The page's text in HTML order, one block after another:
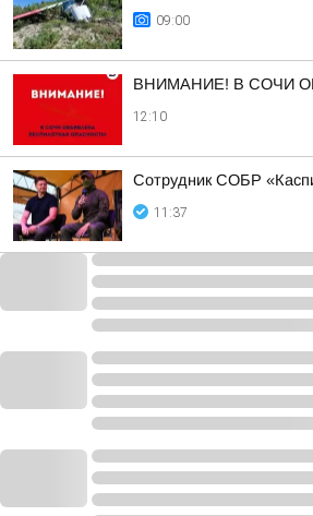
09:00
ВНИМАНИЕ! В СОЧИ
12:10
Сотрудник СОБР
11:37